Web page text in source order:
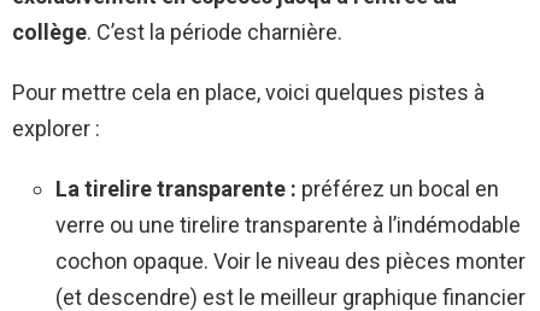
collège. C’est la période charnière.
Pour mettre cela en place, voici quelques pistes à
explorer :
La tirelire transparente : préférez un bocal en
verre ou une tirelire transparente à l’indémodable
cochon opaque. Voir le niveau des pièces monter
(et descendre) est le meilleur graphique financier